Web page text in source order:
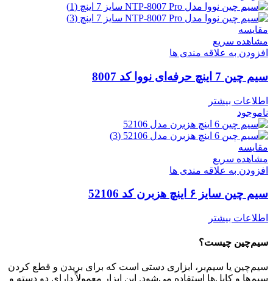
مقایسه
مشاهده سریع
افزودن به علاقه مندی ها
سیم چین 7 اینچ حرفه‌ای نووا کد 8007
اطلاعات بیشتر
ناموجود
مقایسه
مشاهده سریع
افزودن به علاقه مندی ها
سیم چین سایز ۶ اینچ هزبرن کد 52106
اطلاعات بیشتر
سیم‌چین چیست؟
سیم‌چین یا سیم‌بر، ابزاری دستی است که برای بریدن و قطع کردن
سیم‌ها و کابل‌ها استفاده می‌شود. این ابزار معمولاً دارای دو دسته و